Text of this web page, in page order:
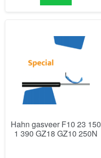
Hahn gasveer F10 23 150
1 390 GZ18 GZ10 250N